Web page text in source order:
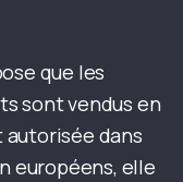
que les
sont vendus en
autorisée dans
européens, elle